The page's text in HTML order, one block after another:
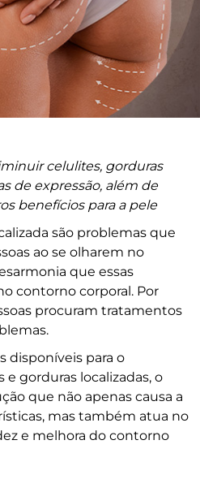
celulites, gorduras
de expressão, além de
benefícios para a pele
são problemas que
ao se olharem no
que essas
contorno corporal. Por
procuram tratamentos
disponíveis para o
gorduras localizadas, o
que não apenas causa a
mas também atua no
e melhora do contorno